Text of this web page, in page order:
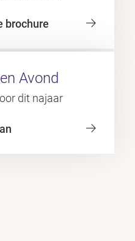
brochure
Avond
dit najaar